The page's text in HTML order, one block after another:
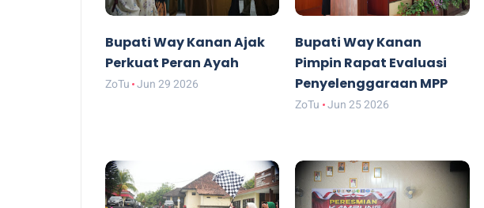
Bupati Way Kanan Ajak
Perkuat Peran Ayah
ZoTu Jun 29 2026
Bupati Way Kanan
Pimpin Rapat Evaluasi
Penyelenggaraan MPP
ZoTu Jun 25 2026